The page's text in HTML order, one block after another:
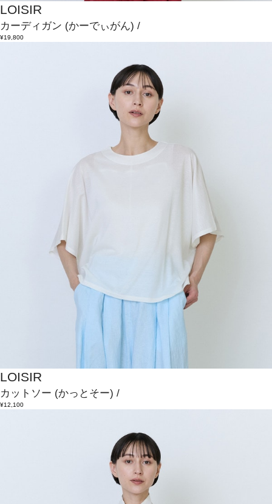
LOISIR
カーディガン (かーでぃがん) /
¥19,800
LOISIR
カットソー (かっとそー) /
¥12,100